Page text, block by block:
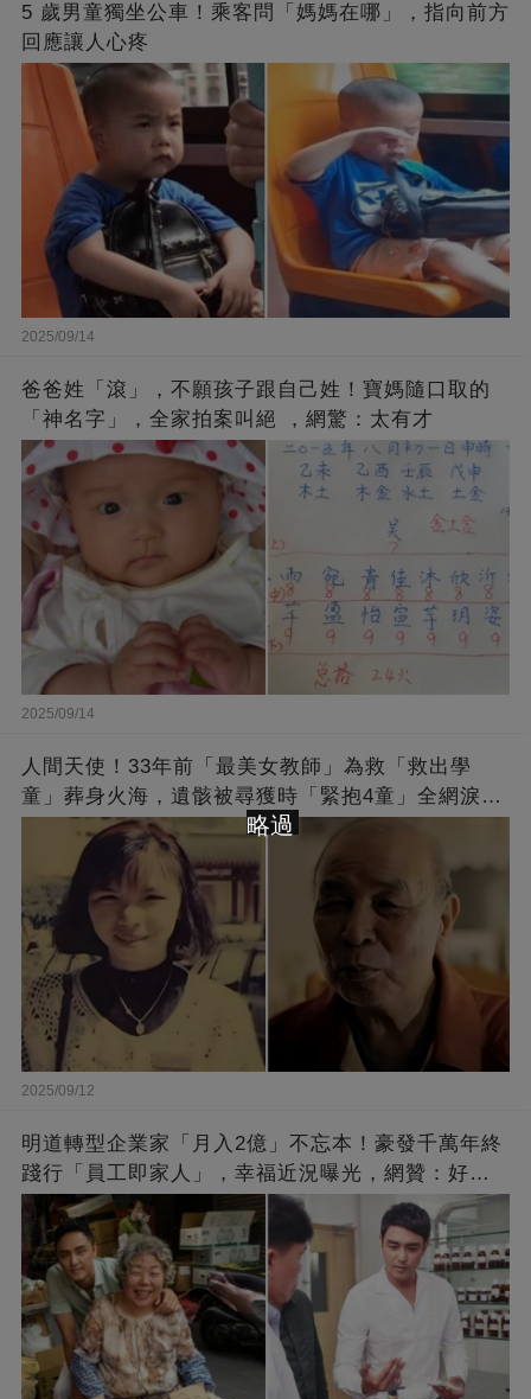
5 歲男童獨坐公車！乘客問「媽媽在哪」，指向前方
回應讓人心疼
2025/09/14
爸爸姓「滾」，不願孩子跟自己姓！寶媽隨口取的
「神名字」，全家拍案叫絕 ，網驚：太有才
2025/09/14
人間天使！33年前「最美女教師」為救「救出學
童」葬身火海，遺骸被尋獲時「緊抱4童」全網淚
崩：真正的英雄不該被遺忘
2025/09/12
明道轉型企業家「月入2億」不忘本！豪發千萬年終
踐行「員工即家人」，幸福近況曝光，網贊：好老
闆的福報
略過